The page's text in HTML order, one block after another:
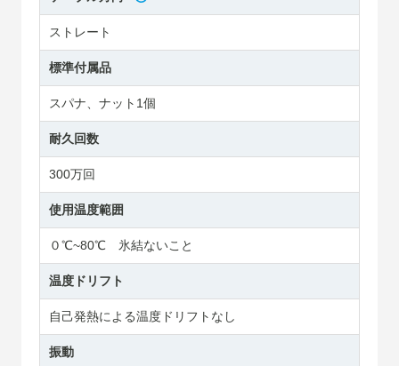
ストレート
標準付属品
スパナ、ナット1個
耐久回数
300万回
使用温度範囲
０℃~80℃ 氷結ないこと
温度ドリフト
自己発熱による温度ドリフトなし
振動